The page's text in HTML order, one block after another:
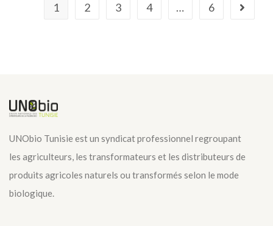
1 2 3 4 … 6
UNObio Tunisie est un syndicat professionnel regroupant
les agriculteurs, les transformateurs et les distributeurs de
produits agricoles naturels ou transformés selon le mode
biologique.